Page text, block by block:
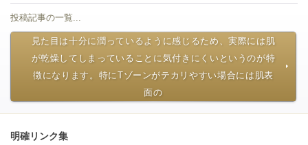
投稿記事の一覧...
見た目は十分に潤っているように感じるため、実際には肌
が乾燥してしまっていることに気付きにくいというのが特
徴になります。特にTゾーンがテカリやすい場合には肌表
面の
明確リンク集